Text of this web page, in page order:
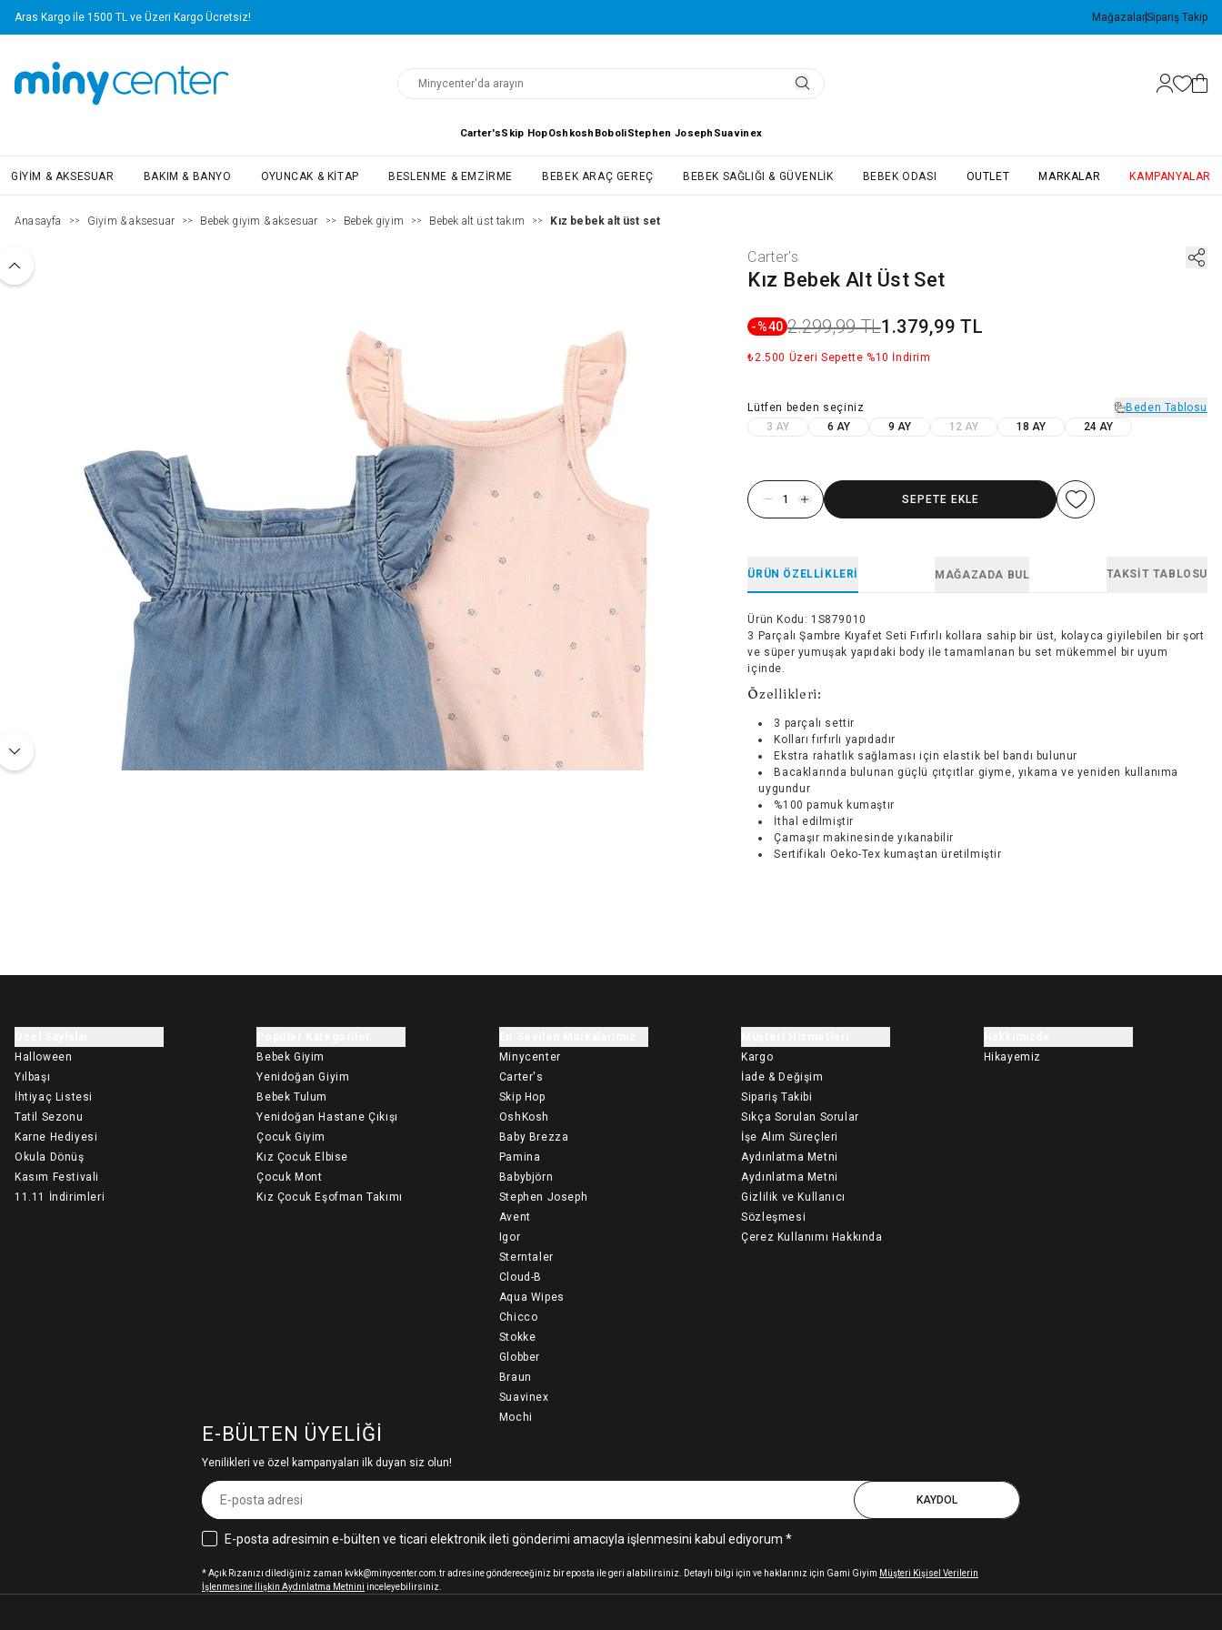
Aras Kargo ile 1500 TL ve Üzeri Kargo Ücretsiz! MağazalarSipariş Takip
Carter'sSkip HopOshkosh BoboliStephen Joseph Suavinex
GIYIM & AKSESUAR BAKIM & BANYO OYUNCAK & KITAP BESLENME & EMZIRME BEBEK ARAÇ GEREÇ BEBEK SAĞLIĞI & GÜVENLIK BEBEK ODASI OUTLET MARKALAR KAMPANYALAR
Anasayfa >> Giyim & aksesuar >> Bebek giyim & aksesuar >> Bebek giyim >> Bebek alt üst takım >> Kız bebek alt üst set
Carter's
Kız Bebek Alt Üst Set
-%40 2.299,99 TL1.379,99 TL
₺2.500 Üzeri Sepette %10 İndirim
Lütfen beden seçiniz
Beden Tablosu
3 AY
6 AY 9 AY 12 AY 18 AY 24 AY
SEPETE EKLE
ÜRÜN ÖZELLIKLERI MAĞAZADA BUL TAKSIT TABLOSU
Ürün Kodu : 1S879010
3 Parçalı Şambre Kıyafet Seti Fırfırlı kollara sahip bir üst, kolayca giyilebilen bir şort
ve süper yumuşak yapıdaki body ile tamamlanan bu set mükemmel bir uyum
içinde.
Özellikleri:
3 parçalı settir
Kolları fırfırlı yapıdadır
Ekstra rahatlık sağlaması için elastik bel bandı bulunur
Bacaklarında bulunan güçlü çıtçıtlar giyme, yıkama ve yeniden kullanıma
uygundur
%100 pamuk kumaştır
İthal edilmiştir
Çamaşır makinesinde yıkanabilir
Sertifikalı Oeko-Tex kumaştan üretilmiştir
Halloween
Yılbaşı
İhtiyaç Listesi
Tatil Sezonu
Karne Hediyesi
Okula Dönüş
Kasım Festivali
11.11 İndirimleri
Bebek Giyim
Yenidoğan Giyim
Bebek Tulum
Yenidoğan Hastane Çıkışı
Çocuk Giyim
Kız Çocuk Elbise
Çocuk Mont
Kız Çocuk Eşofman Takımı
Minycenter
Carter's
Skip Hop
OshKosh
Baby Brezza
Pamina
Babybjörn
Stephen Joseph
Avent
Igor
Sterntaler
Cloud-B
Aqua Wipes
Chicco
Stokke
Globber
Braun
Suavinex
Mochi
Kargo
İade & Değişim
Sipariş Takibi
Sıkça Sorulan Sorular
İşe Alım Süreçleri
Aydınlatma Metni
Aydınlatma Metni
Gizlilik ve Kullanıcı
Sözleşmesi
Çerez Kullanımı Hakkında
Hikayemiz
E-BÜLTEN ÜYELIĞI
Yenilikleri ve özel kampanyaları ilk duyan siz olun!
KAYDOL
E-posta adresimin e-bülten ve ticari elektronik ileti gönderimi amacıyla işlenmesini kabul ediyorum *
* Açık Rızanızı dilediğiniz zaman kvkk@minycenter.com.tr adresine göndereceğiniz bir eposta ile geri alabilirsiniz. Detaylı bilgi için ve haklarınız için Gami Giyim Müşteri Kişisel Verilerin
İşlenmesine İlişkin Aydınlatma Metnini inceleyebilirsiniz.